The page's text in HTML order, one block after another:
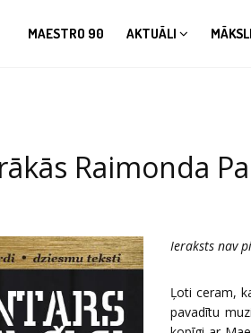
MAESTRO 90 AKTUĀLI
Raimonda
Ieraksts nav
Ļoti ceram,
pavadītu